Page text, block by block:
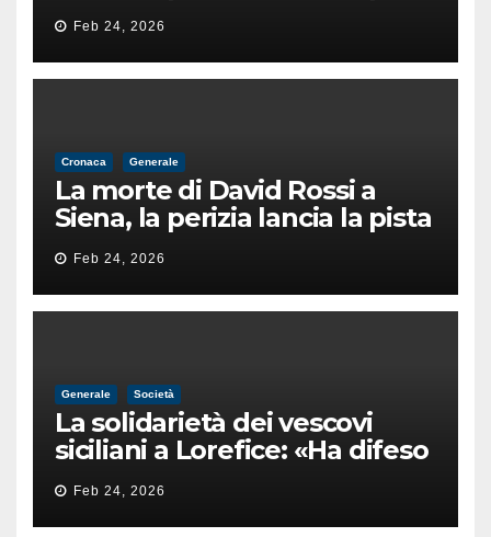
di un’intimidazione finita
male
Feb 24, 2026
Cronaca Generale
La morte di David Rossi a
Siena, la perizia lancia la pista
di un’intimidazione finita
male
Feb 24, 2026
Generale Società
La solidarietà dei vescovi
siciliani a Lorefice: «Ha difeso
il valore e la dignità
dell’umanità»
Feb 24, 2026